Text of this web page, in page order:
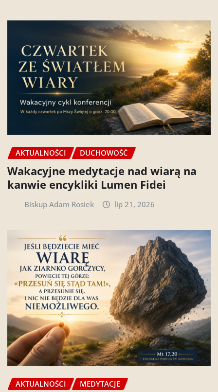
AKTUALNOŚCI DUCHOWOŚĆ
Wakacyjne medytacje nad wiarą na
kanwie encykliki Lumen Fidei
Biskup Adam Rosiek lip 21, 2026
AKTUALNOŚCI MEDYTACJE